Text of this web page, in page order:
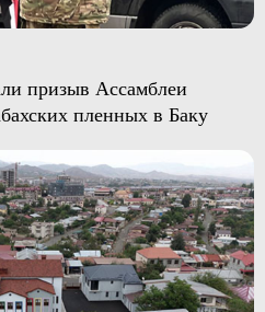
призыв Ассамблеи
пленных в Баку